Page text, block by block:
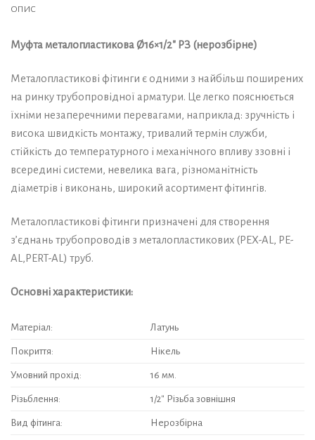
ОПИС
Муфта металопластикова Ø16×1/2″ РЗ (нерозбірне)
Металопластикові фітинги є одними з найбільш поширених
на ринку трубопровідної арматури. Це легко пояснюється
їхніми незаперечними перевагами, наприклад: зручність і
висока швидкість монтажу, тривалий термін служби,
стійкість до температурного і механічного впливу ззовні і
всередині системи, невелика вага, різноманітність
діаметрів і виконань, широкий асортимент фітингів.
Металопластикові фітинги призначені для створення
з’єднань трубопроводів з металопластикових (PEX-AL, PE-
AL,PERT-AL) труб.
Основні характеристики:
Матеріал: Латунь
Покриття: Нікель
Умовний прохід: 16 мм.
Різьблення: 1/2″ Різьба зовнішня
Вид фітинга: Нерозбірна